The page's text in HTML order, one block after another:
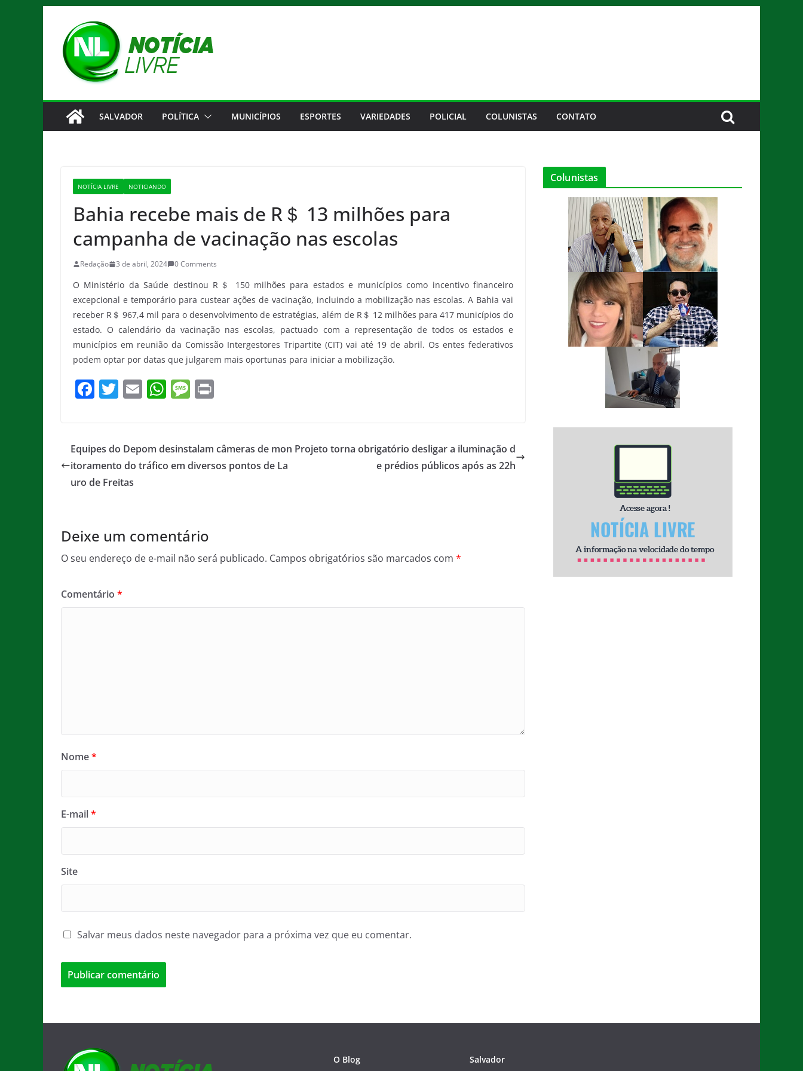
conteúdo
SALVADOR POLÍTICA MUNICÍPIOS ESPORTES VARIEDADES POLICIAL COLUNISTAS CONTATO
NOTÍCIA LIVRE NOTICIANDO
Bahia recebe mais de R＄ 13 milhões para
campanha de vacinação nas escolas
Redação 3 de abril, 2024 0 Comments
O Ministério da Saúde destinou R＄ 150 milhões para estados e municípios como incentivo financeiro
excepcional e temporário para custear ações de vacinação, incluindo a mobilização nas escolas. A Bahia vai
receber R＄ 967,4 mil para o desenvolvimento de estratégias, além de R＄ 12 milhões para 417 municípios do
estado. O calendário da vacinação nas escolas, pactuado com a representação de todos os estados e
municípios em reunião da Comissão Intergestores Tripartite (CIT) vai até 19 de abril. Os entes federativos
podem optar por datas que julgarem mais oportunas para iniciar a mobilização.
F
e
b
o
T
er
E
l
W
s
A
M
a
g
Equipes do Depom desinstalam câmeras de mon
itoramento do tráfico em diversos pontos de La
uro de Freitas
Projeto torna obrigatório desligar a iluminação d
e prédios públicos após as 22h
Deixe um comentário
O seu endereço de e-mail não será publicado. Campos obrigatórios são marcados com *
Comentário *
Nome*
E-mail*
Site
Salvar meus dados neste navegador para a próxima vez que eu comentar.
Colunistas
O Blog Salvador